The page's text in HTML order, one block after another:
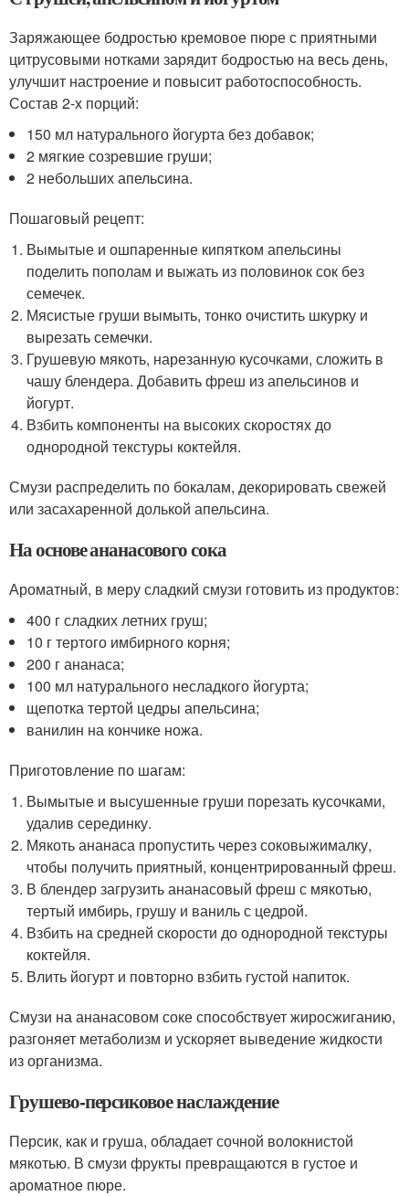
Заряжающее бодростью кремовое пюре с приятными
цитрусовыми нотками зарядит бодростью на весь день,
улучшит настроение и повысит работоспособность.
Состав 2-х порций:
150 мл натурального йогурта без добавок;
2 мягкие созревшие груши;
2 небольших апельсина.
Пошаговый рецепт:
Вымытые и ошпаренные кипятком апельсины
поделить пополам и выжать из половинок сок без
семечек.
Мясистые груши вымыть, тонко очистить шкурку и
вырезать семечки.
Грушевую мякоть, нарезанную кусочками, сложить в
чашу блендера. Добавить фреш из апельсинов и
йогурт.
Взбить компоненты на высоких скоростях до
однородной текстуры коктейля.
Смузи распределить по бокалам, декорировать свежей
или засахаренной долькой апельсина.
На основе ананасового сока
Ароматный, в меру сладкий смузи готовить из продуктов:
400 г сладких летних груш;
10 г тертого имбирного корня;
200 г ананаса;
100 мл натурального несладкого йогурта;
щепотка тертой цедры апельсина;
ванилин на кончике ножа.
Приготовление по шагам:
Вымытые и высушенные груши порезать кусочками,
удалив серединку.
Мякоть ананаса пропустить через соковыжималку,
чтобы получить приятный, концентрированный фреш.
В блендер загрузить ананасовый фреш с мякотью,
тертый имбирь, грушу и ваниль с цедрой.
Взбить на средней скорости до однородной текстуры
коктейля.
Влить йогурт и повторно взбить густой напиток.
Смузи на ананасовом соке способствует жиросжиганию,
разгоняет метаболизм и ускоряет выведение жидкости
из организма.
Грушево-персиковое наслаждение
Персик, как и груша, обладает сочной волокнистой
мякотью. В смузи фрукты превращаются в густое и
ароматное пюре.